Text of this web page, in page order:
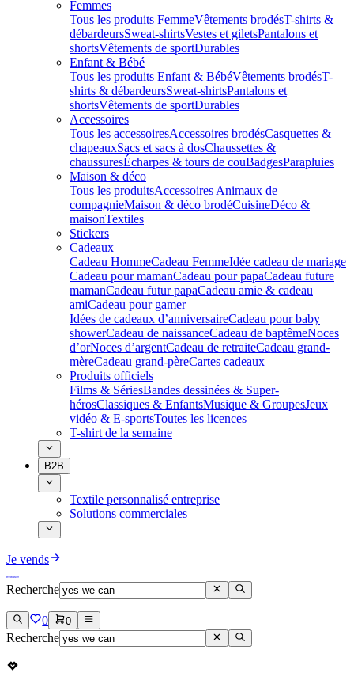
Femmes
Tous les produits FemmeVêtements brodésT-shirts &
débardeursSweat-shirtsVestes et giletsPantalons et
shortsVêtements de sportDurables
Enfant & Bébé
Tous les produits Enfant & BébéVêtements brodésT-
shirts & débardeursSweat-shirtsPantalons et
shortsVêtements de sportDurables
Accessoires
Tous les accessoiresAccessoires brodésCasquettes &
chapeauxSacs et sacs à dosChaussettes &
chaussuresÉcharpes & tours de couBadgesParapluies
Maison & déco
Tous les produitsAccessoires Animaux de
compagnieMaison & déco brodéCuisineDéco &
maisonTextiles
Stickers
Cadeaux
Cadeau HommeCadeau FemmeIdée cadeau de mariage​
Cadeau pour mamanCadeau pour papaCadeau future
mamanCadeau futur papaCadeau amie & cadeau
amiCadeau pour gamer
Idées de cadeaux d’anniversaireCadeau pour baby
showerCadeau de naissanceCadeau de baptêmeNoces
d’orNoces d’argentCadeau de retraiteCadeau grand-
mèreCadeau grand-pèreCartes cadeaux
Produits officiels
Films & SériesBandes dessinées & Super-
hérosClassiques & EnfantsMusique & GroupesJeux
vidéo & E-sportsToutes les licences
T-shirt de la semaine
B2B
Textile personnalisé entreprise
Solutions commerciales
Je vends
Recherche
0 0
Recherche